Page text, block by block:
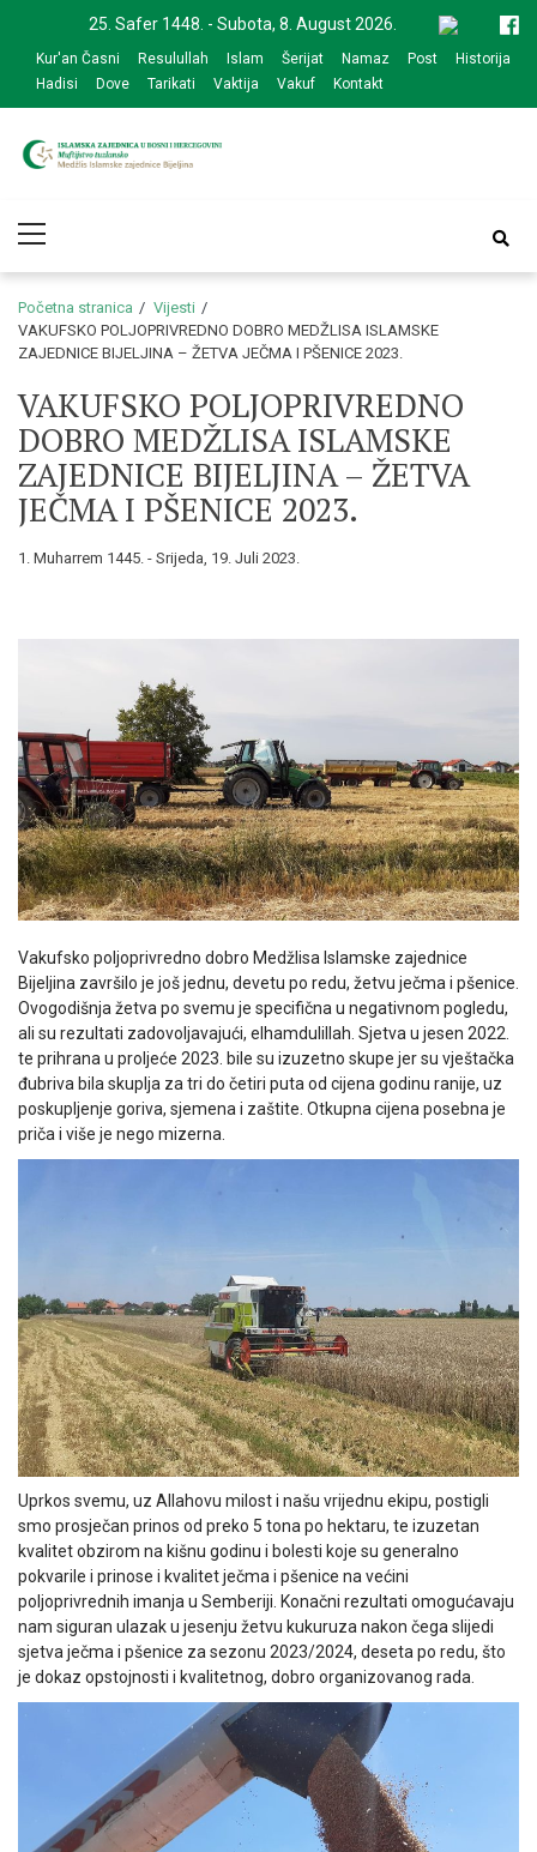
navigation
content
25. Safer 1448. - Subota, 8. August 2026.
Kur'an Časni Resulullah Islam Šerijat Namaz Post
Historija
Hadisi
Dove Tarikati Vaktija Vakuf Kontakt
zajednice Bijeljina
Menu
Početna stranica
Vijesti
VAKUFSKO POLJOPRIVREDNO DOBRO MEDŽLISA ISLAMSKE
ZAJEDNICE BIJELJINA – ŽETVA JEČMA I PŠENICE 2023.
VAKUFSKO POLJOPRIVREDNO
DOBRO MEDŽLISA ISLAMSKE
ZAJEDNICE BIJELJINA – ŽETVA
JEČMA I PŠENICE 2023.
1. Muharrem 1445. - Srijeda, 19. Juli 2023.
Vakufsko poljoprivredno dobro Medžlisa Islamske zajednice
Bijeljina završilo je još jednu, devetu po redu, žetvu ječma i pšenice.
Ovogodišnja žetva po svemu je specifična u negativnom pogledu,
ali su rezultati zadovoljavajući, elhamdulillah. Sjetva u jesen 2022.
te prihrana u proljeće 2023. bile su izuzetno skupe jer su vještačka
đubriva bila skuplja za tri do četiri puta od cijena godinu ranije, uz
poskupljenje goriva, sjemena i zaštite. Otkupna cijena posebna je
priča i više je nego mizerna.
Uprkos svemu, uz Allahovu milost i našu vrijednu ekipu, postigli
smo prosječan prinos od preko 5 tona po hektaru, te izuzetan
kvalitet obzirom na kišnu godinu i bolesti koje su generalno
pokvarile i prinose i kvalitet ječma i pšenice na većini
poljoprivrednih imanja u Semberiji. Konačni rezultati omogućavaju
nam siguran ulazak u jesenju žetvu kukuruza nakon čega slijedi
sjetva ječma i pšenice za sezonu 2023/2024, deseta po redu, što
je dokaz opstojnosti i kvalitetnog, dobro organizovanog rada.